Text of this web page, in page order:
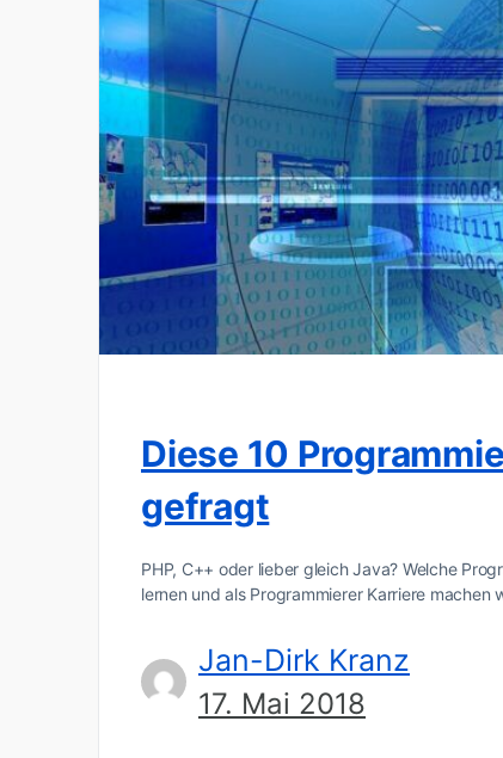
Diese 10
gefragt
PHP, C++ oder lieber gleich Java? Welche
lernen und als Programmierer Karriere machen
Jan-Dirk Kranz
17. Mai 2018